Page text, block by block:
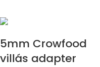
5mm Crowfood
villás adapter